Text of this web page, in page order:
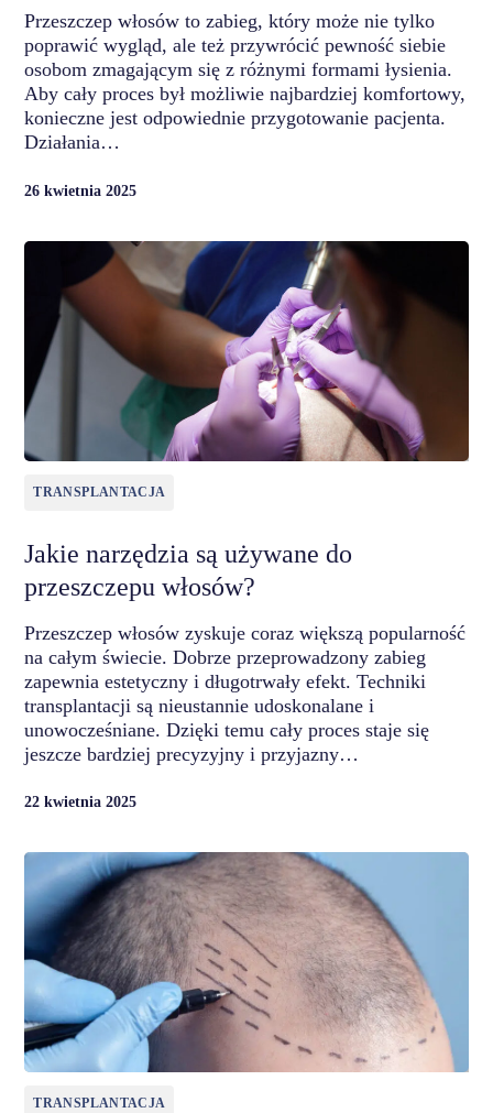
Przeszczep włosów to zabieg, który może nie tylko
poprawić wygląd, ale też przywrócić pewność siebie
osobom zmagającym się z różnymi formami łysienia.
Aby cały proces był możliwie najbardziej komfortowy,
konieczne jest odpowiednie przygotowanie pacjenta.
Działania…
26 kwietnia 2025
TRANSPLANTACJA
Jakie narzędzia są używane do
przeszczepu włosów?
Przeszczep włosów zyskuje coraz większą popularność
na całym świecie. Dobrze przeprowadzony zabieg
zapewnia estetyczny i długotrwały efekt. Techniki
transplantacji są nieustannie udoskonalane i
unowocześniane. Dzięki temu cały proces staje się
jeszcze bardziej precyzyjny i przyjazny…
22 kwietnia 2025
TRANSPLANTACJA